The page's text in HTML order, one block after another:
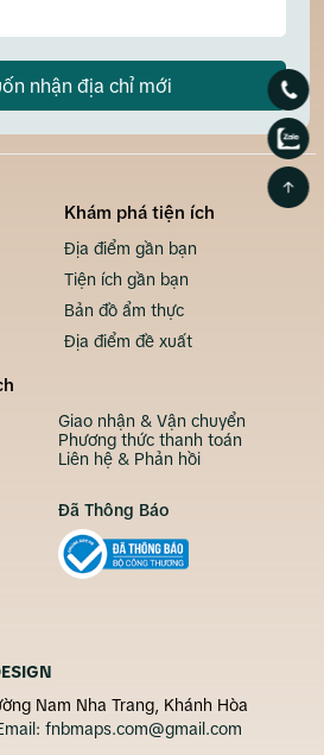
nhận địa chỉ mới
Khám phá tiện ích
Địa điểm gần bạn
Tiện ích gần bạn
Bản đồ ẩm thực
Địa điểm đề xuất
Giao nhận & Vận chuyển
Phương thức thanh toán
Liên hệ & Phản hồi
Nam Nha Trang, Khánh Hòa
fnbmaps.com@gmail.com
Đã Thông Báo